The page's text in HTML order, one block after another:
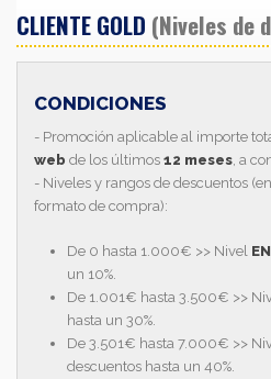
CLIENTE GOLD (Niveles de
CONDICIONES
- Promoción aplicable al importe
web de los últimos 12 meses , a
- Niveles y rangos de descuentos
formato de compra):
De 0 hasta 1.000€ >> Nivel
un 10%.
De 1.001€ hasta 3.500€ >>
hasta un 30%.
De 3.501€ hasta 7.000€ >>
descuentos hasta un 40%.